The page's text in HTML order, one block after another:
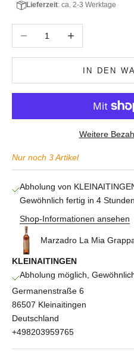
Lieferzeit: ca. 2-3 Werktage
IN DEN
Weitere
Nur noch 3 Artikel
Abholung von
Gewöhnlich fertig in 4 Stunden
Shop-Informationen ansehen
Marzadro La Mia
KLEINAITINGEN
Abholung möglich,
Germanenstraße 6
86507 Kleinaitingen
Deutschland
+498203959765